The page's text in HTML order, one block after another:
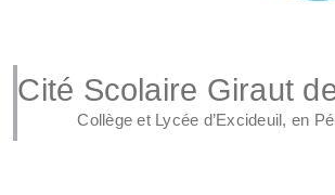
Cité Scolaire Giraut
Collège et Lycée d’Excideuil, en